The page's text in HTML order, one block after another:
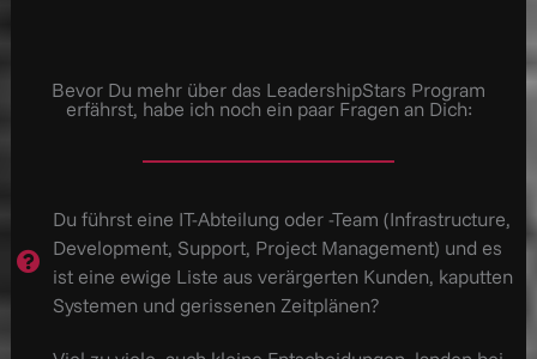
Bevor Du mehr über das LeadershipStars Program
erfährst, habe ich noch ein paar Fragen an Dich:
Du führst eine IT-Abteilung oder -Team (Infrastructure,
Development, Support, Project Management) und es
ist eine ewige Liste aus verärgerten Kunden, kaputten
Systemen und gerissenen Zeitplänen?